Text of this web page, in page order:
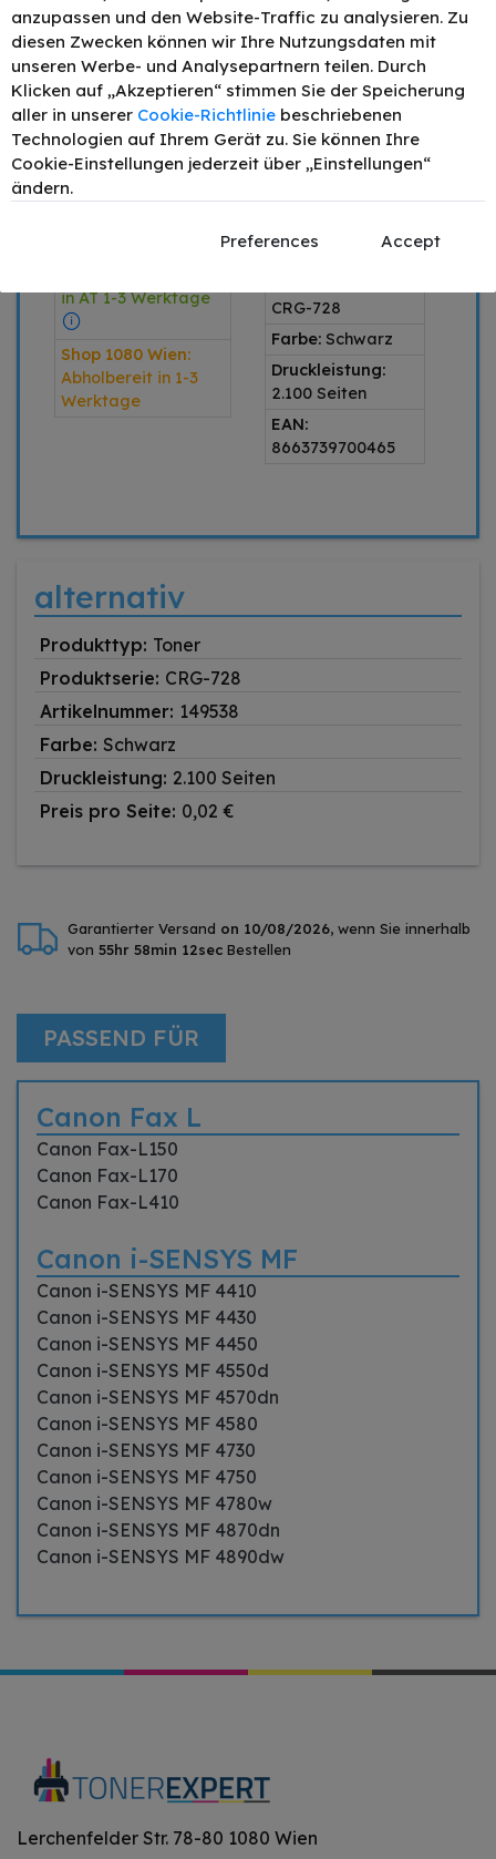
IN DEN WARENKORB
Preis inkl. MwSt. zzgl.Versand
1 x Schwarz
SPARE 20,57 €
IM VERGLEICH
ZUM ORIGINAL
in AT 1-3 Werktage
Shop 1080 Wien:
Abholbereit in 1-3
Werktage
Produkttyp:
alternativ
Produktart:Toner
149538
CRG-728
Farbe: Schwarz
Druckleistung:
2.100 Seiten
EAN:
8663739700465
alternativ
Produkttyp: Toner
Produktserie: CRG-728
Artikelnummer: 149538
Farbe: Schwarz
Druckleistung: 2.100 Seiten
Preis pro Seite: 0,02 €
Garantierter Versand on 10/08/2026, wenn Sie innerhalb
von 55hr 58min 11secBestellen
PASSEND FÜR
Canon Fax L
Canon Fax-L150
Canon Fax-L170
Canon Fax-L410
Canon i-SENSYS MF
Canon i-SENSYS MF 4410
Canon i-SENSYS MF 4430
Canon i-SENSYS MF 4450
Canon i-SENSYS MF 4550d
Canon i-SENSYS MF 4570dn
Canon i-SENSYS MF 4580
Canon i-SENSYS MF 4730
Canon i-SENSYS MF 4750
Canon i-SENSYS MF 4780w
Canon i-SENSYS MF 4870dn
Canon i-SENSYS MF 4890dw
Lerchenfelder Str. 78-80 1080 Wien
anzupassen und den Website-Traffic zu analysieren. Zu
diesen Zwecken können wir Ihre Nutzungsdaten mit
unseren Werbe- und Analysepartnern teilen. Durch
Klicken auf „Akzeptieren“ stimmen Sie der Speicherung
aller in unserer Cookie-Richtlinie beschriebenen
Technologien auf Ihrem Gerät zu. Sie können Ihre
Cookie-Einstellungen jederzeit über „Einstellungen“
ändern.
Preferences Accept